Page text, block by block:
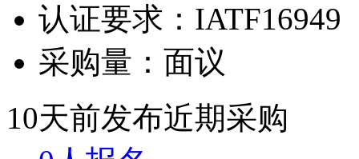
认证要求： IATF16949
采购量： 面议
10天前发布近期采购